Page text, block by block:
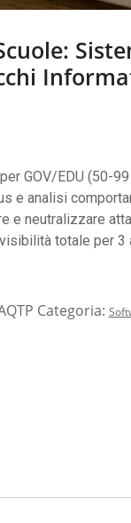
GOV/EDU (50-
e analisi
e neutralizzare
totale per 3
Categoria: